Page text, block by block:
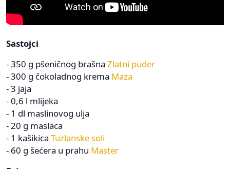
Sastojci
- 350 g pšeničnog brašna Zlatni puder
- 300 g čokoladnog krema Maza
- 3 jaja
- 0,6 l mlijeka
- 1 dl maslinovog ulja
- 20 g maslaca
- 1 kašikica Tuzlanske soli
- 60 g šećera u prahu Master